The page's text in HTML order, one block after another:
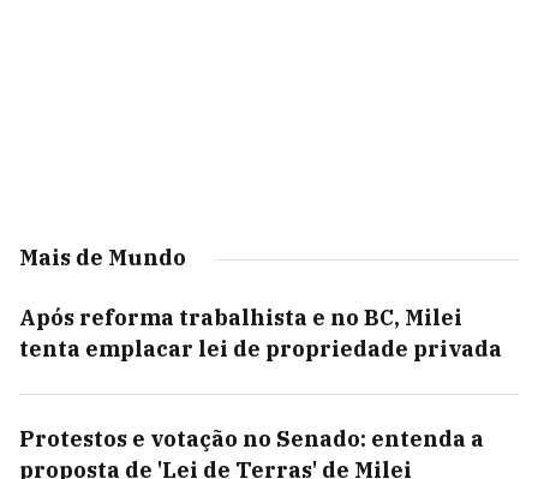
Mais de Mundo
Após reforma trabalhista e no BC, Milei
tenta emplacar lei de propriedade privada
Protestos e votação no Senado: entenda a
proposta de 'Lei de Terras' de Milei